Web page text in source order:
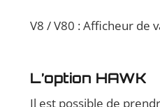
V8 / V80 : Afficheur de
L’option HAWK
Il est possible de